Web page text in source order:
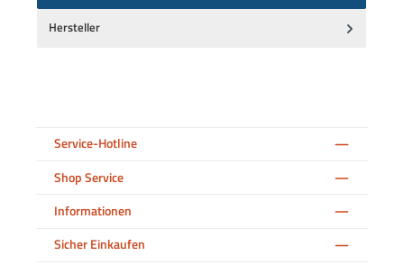
Hersteller
Service-Hotline
Shop Service
Informationen
Sicher Einkaufen